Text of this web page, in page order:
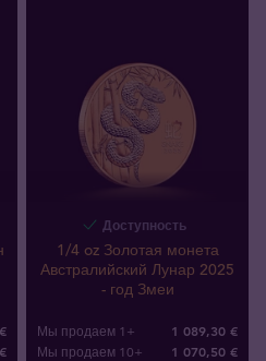
Доступность
1/4 oz Золотая монета
Австралийский Лунар 2025
- год Змеи
Мы продаем 1+ 1 089,30 €
Мы продаем 10+ 1 070,50 €